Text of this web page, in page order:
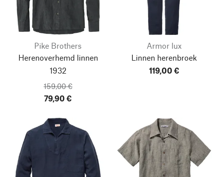
Pike Brothers
Herenoverhemd linnen
1932
159,00 €
79,90 €
Armor lux
Linnen herenbroek
119,00 €